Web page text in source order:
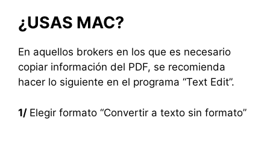
¿USAS MAC?
En aquellos brokers en los que es necesario
copiar información del PDF, se recomienda
hacer lo siguiente en el programa “Text Edit”.
1/ Elegir formato “Convertir a texto sin formato”